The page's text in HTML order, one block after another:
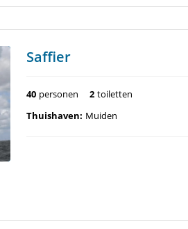
Saffier
40 personen 2 toiletten
Thuishaven: Muiden